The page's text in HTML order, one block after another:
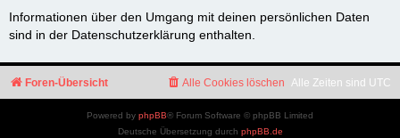
Informationen über den Umgang mit deinen persönlichen Daten
sind in der Datenschutzerklärung enthalten.
Foren-Übersicht Alle Zeiten sind UTC
Alle Cookies löschen
Powered by phpBB® Forum Software © phpBB Limited
Deutsche Übersetzung durch phpBB.de